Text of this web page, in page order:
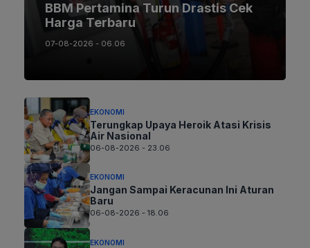
BBM Pertamina Turun Drastis Cek
Harga Terbaru
07-08-2026 - 06.06
EKONOMI
Terungkap Upaya Heroik Atasi Krisis
Air Nasional
06-08-2026 - 23.06
EKONOMI
Jangan Sampai Keracunan Ini Aturan
Baru
06-08-2026 - 18.06
EKONOMI